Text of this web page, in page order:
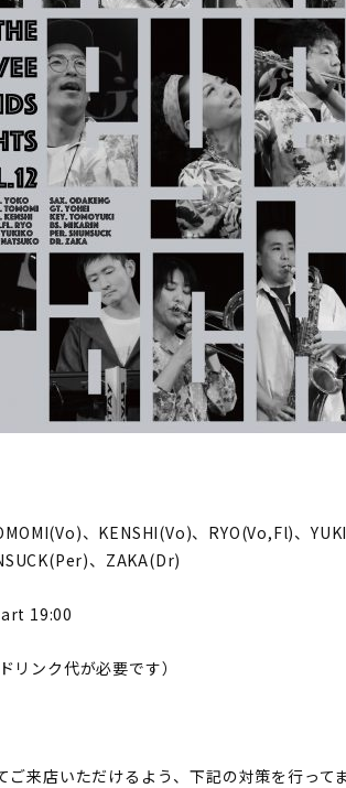
、KENSHI(Vo)、RYO(Vo,Fl)、
、ZAKA(Dr)
19:00
リンク代が必要です）
来店いただけるよう、下記の対策を行ってま